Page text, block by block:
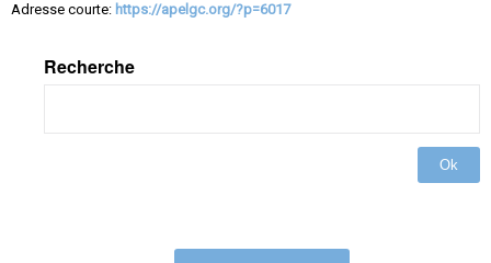
Adresse courte: https://apelgc.org/?p=6017
Recherche
Ok